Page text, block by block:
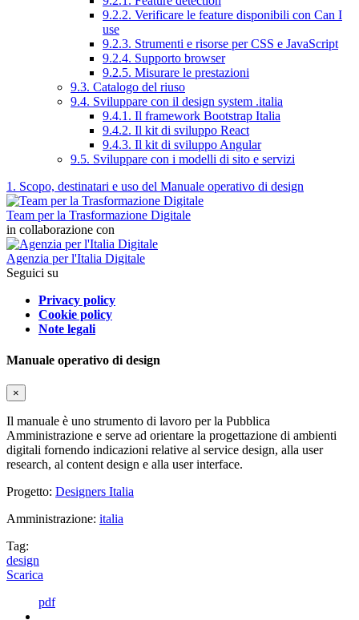
9.2.2. Verificare le feature disponibili con Can I
use
9.2.3. Strumenti e risorse per CSS e JavaScript
9.2.4. Supporto browser
9.2.5. Misurare le prestazioni
9.3. Catalogo del riuso
9.4. Sviluppare con il design system .italia
9.4.1. Il framework Bootstrap Italia
9.4.2. Il kit di sviluppo React
9.4.3. Il kit di sviluppo Angular
9.5. Sviluppare con i modelli di sito e servizi
1. Scopo, destinatari e uso del Manuale operativo di design
Team per la Trasformazione Digitale
in collaborazione con
Agenzia per l'Italia Digitale
Seguici su
Privacy policy
Cookie policy
Note legali
Manuale operativo di design
×
Il manuale è uno strumento di lavoro per la Pubblica
Amministrazione e serve ad orientare la progettazione di ambienti
digitali fornendo indicazioni relative al service design, alla user
research, al content design e alla user interface.
Progetto: Designers Italia
Amministrazione: italia
Tag:
design
Scarica
pdf